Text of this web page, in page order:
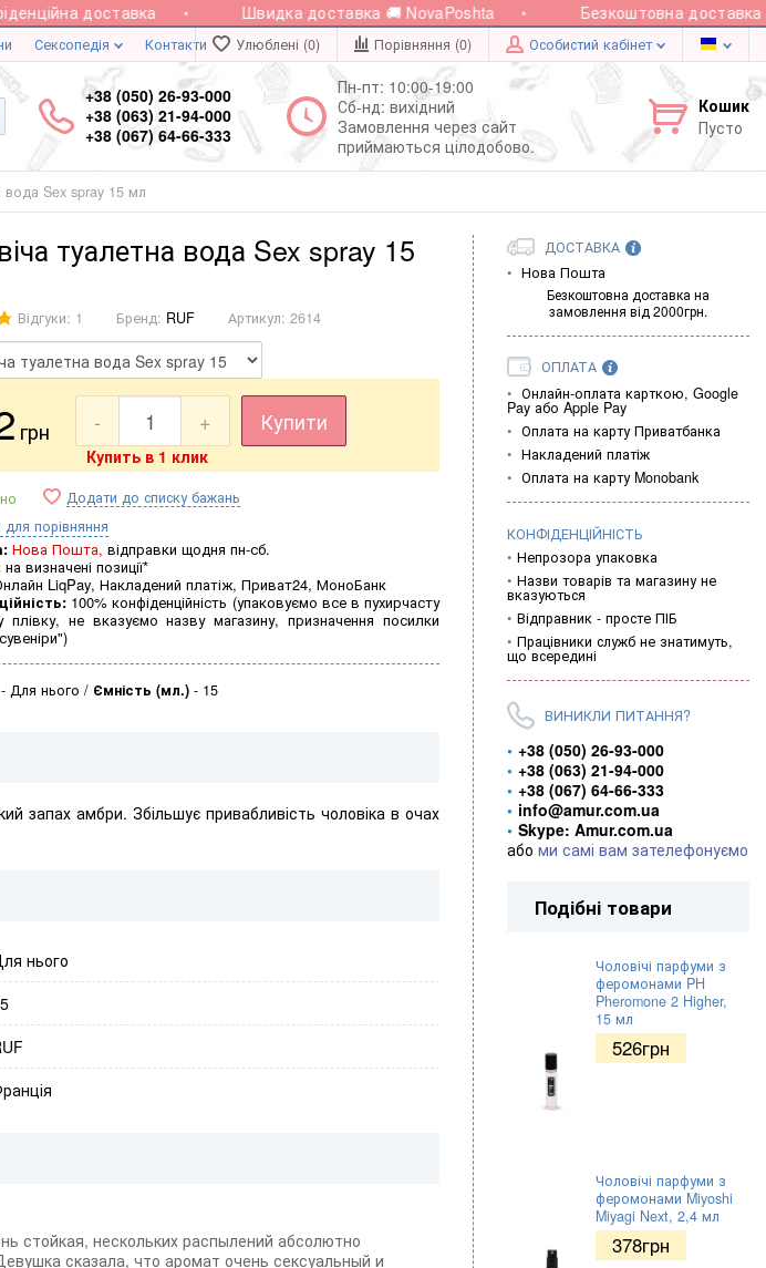
доставка Швидка доставка 🚚 NovaPoshta Безкоштовна доставка
Сексопедія Контакти Улюблені (0) Порівняння (0) Особистий кабінет
+38 (050) 26-93-000
+38 (063) 21-94-000
+38 (067) 64-66-333
Пн-пт: 10:00-19:00
Сб-нд: вихідний
Замовлення через сайт
приймаються цілодобово.
Кошик
Пусто
вода Sex spray 15 мл
туалетна вода Sex spray 15
Відгуки: 1 Бренд: RUF Артикул: 2614
грн - + Купити
Купить в 1 клик
Додати до списку бажань
порівняння
Нова Пошта, відправки щодня пн-сб.
на визначені позиції*
LiqPay, Накладений платіж, Приват24, МоноБанк
100% конфіденційність (упаковуємо все в пухирчасту
плівку, не вказуємо назву магазину, призначення посилки
- Для нього Ємність (мл.) - 15
запах амбри. Збільшує привабливість чоловіка в очах
нього
стойкая, нескольких распылений абсолютно
сказала, что аромат очень сексуальный и
ДОСТАВКА
Нова Пошта
Безкоштовна доставка на
замовлення від 2000грн.
ОПЛАТА
Онлайн-оплата карткою, Google
Pay або Apple Pay
Оплата на карту Приватбанка
Накладений платіж
Оплата на карту Monobank
КОНФІДЕНЦІЙНІСТЬ
Непрозора упаковка
Назви товарів та магазину не
вказуються
Відправник - просте ПІБ
Працівники служб не знатимуть,
що всередині
ВИНИКЛИ ПИТАННЯ?
+38 (050) 26-93-000
+38 (063) 21-94-000
+38 (067) 64-66-333
info@amur.com.ua
Skype: Amur.com.ua
або ми самі вам зателефонуємо
Подібні товари
Чоловічі парфуми з
феромонами PH
Pheromone 2 Higher,
15 мл
526грн
Чоловічі парфуми з
феромонами Miyoshi
Miyagi Next, 2,4 мл
378грн